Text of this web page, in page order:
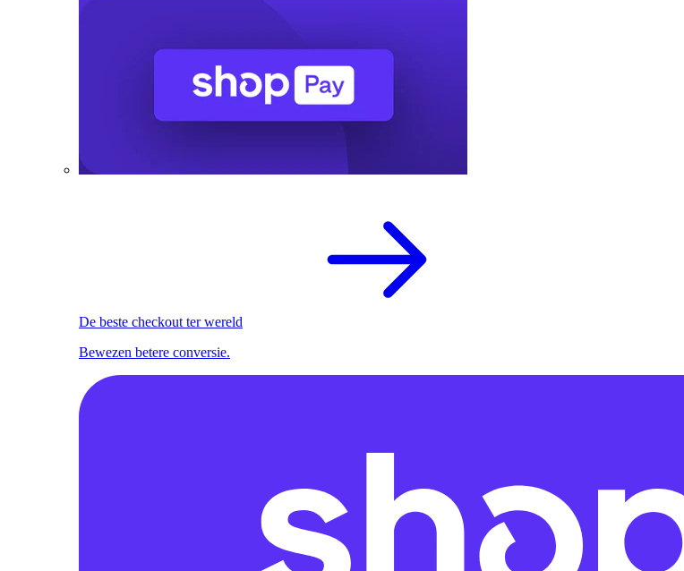
De beste checkout ter wereld
Bewezen betere conversie.